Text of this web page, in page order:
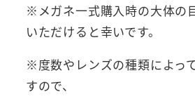
※メガネ一式購入時の大体の
いただけると幸いです。
※度数やレンズの種類によっ
すので、